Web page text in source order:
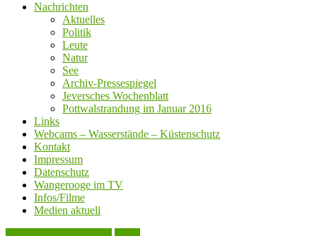
Nachrichten
Aktuelles
Politik
Leute
Natur
See
Archiv-Pressespiegel
Jeversches Wochenblatt
Pottwalstrandung im Januar 2016
Links
Webcams – Wasserstände – Küstenschutz
Kontakt
Impressum
Datenschutz
Wangerooge im TV
Infos/Filme
Medien aktuell